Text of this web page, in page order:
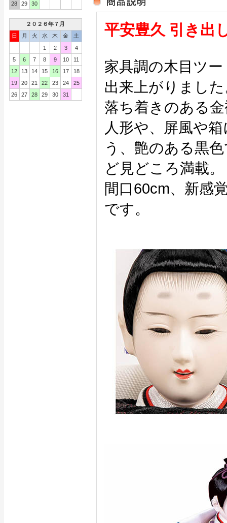
28
29 30
２０２６年７月
日
月 火 水 木 金
土
1
2 3
4
5
6 7 8 9 10
11
12
13 14 15 16 17
18
19
20 21 22 23 24
25
26
27 28 29 30 31
平安豊久 引き出
家具調の木目ツ
出来上がりまし
落ち着きのある
人形や、屏風や
う、艶のある黒
ど見どころ満載。
間口60cm、新感
です。